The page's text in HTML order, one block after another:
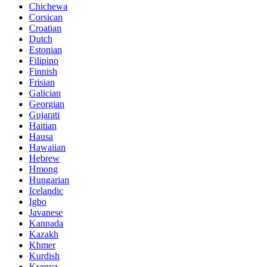
Chichewa
Corsican
Croatian
Dutch
Estonian
Filipino
Finnish
Frisian
Galician
Georgian
Gujarati
Haitian
Hausa
Hawaiian
Hebrew
Hmong
Hungarian
Icelandic
Igbo
Javanese
Kannada
Kazakh
Khmer
Kurdish